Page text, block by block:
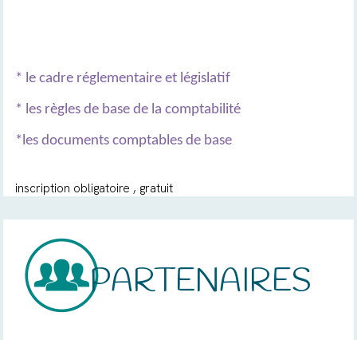
* le cadre réglementaire et législatif
* les règles de base de la comptabilité
*les documents comptables de base
inscription obligatoire , gratuit
PARTENAIRES